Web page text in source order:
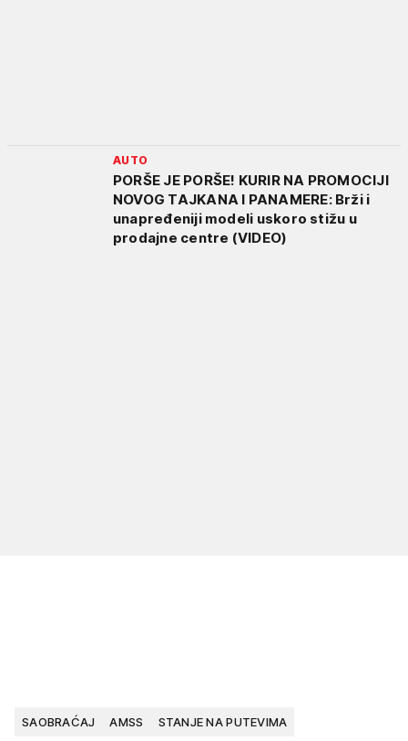
AUTO
PORŠE JE PORŠE! KURIR NA PROMOCIJI
NOVOG TAJKANA I PANAMERE: Brži i
unapređeniji modeli uskoro stižu u
prodajne centre (VIDEO)
SAOBRAĆAJ AMSS STANJE NA PUTEVIMA